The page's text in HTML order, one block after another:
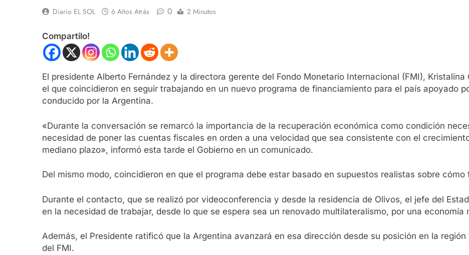
Diario EL SOL 6 Años Atrás 0 2 Minutos
Compartilo!
El presidente Alberto Fernández y la directora gerente del Fondo Monetario Internacional (FMI),
el que coincidieron en seguir trabajando en un nuevo programa de financiamiento para el país apoyado
conducido por la Argentina.
«Durante la conversación se remarcó la importancia de la recuperación económica como condición
necesidad de poner las cuentas fiscales en orden a una velocidad que sea consistente con el
mediano plazo», informó esta tarde el Gobierno en un comunicado.
Del mismo modo, coincidieron en que el programa debe estar basado en supuestos realistas sobre
Durante el contacto, que se realizó por videoconferencia y desde la residencia de Olivos, el jefe del
en la necesidad de trabajar, desde lo que se espera sea un renovado multilateralismo, por una economía
Además, el Presidente ratificó que la Argentina avanzará en esa dirección desde su posición en la
del FMI.